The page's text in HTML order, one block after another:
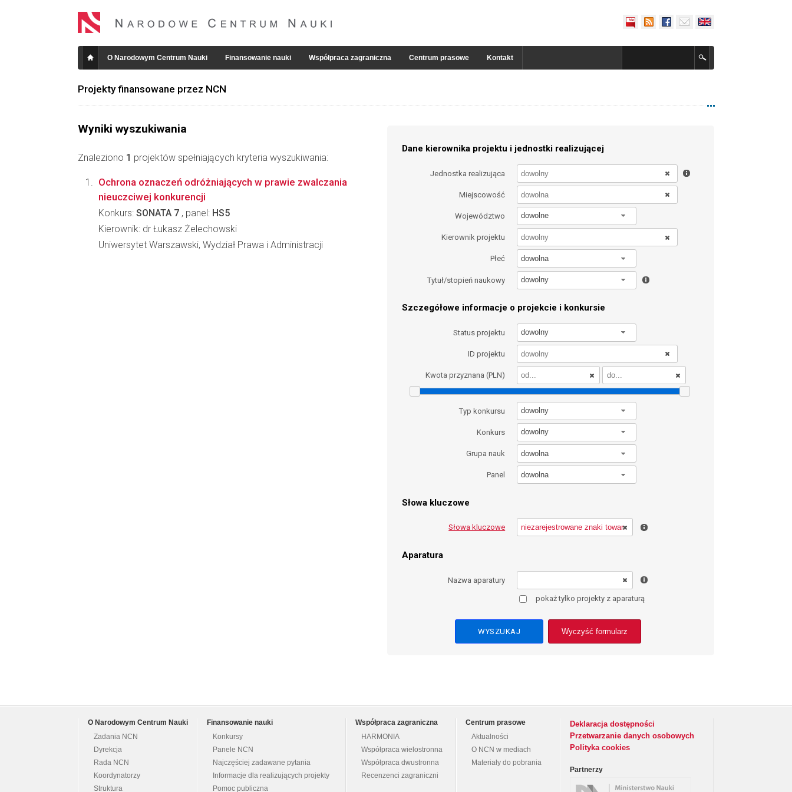
O Narodowym Centrum Nauki Finansowanie nauki Współpraca zagraniczna Centrum prasowe Kontakt
Projekty finansowane przez NCN
Wyniki wyszukiwania
Znaleziono 1 projektów spełniających kryteria wyszukiwania:
Dane kierownika projektu i jednostki realizującej
Jednostka realizująca
Miejscowość
Województwo dowolne
Kierownik projektu
Płeć dowolna
Tytuł/stopień naukowy dowolny
Szczegółowe informacje o projekcie i konkursie
Status projektu dowolny
ID projektu
Kwota przyznana (PLN)
Typ konkursu dowolny
Konkurs dowolny
Grupa nauk dowolna
Panel dowolna
Słowa kluczowe
Słowa kluczowe
Aparatura
Nazwa aparatury
pokaż tylko projekty z aparaturą
Wyczyść formularz
Ochrona oznaczeń odróżniających w prawie zwalczania
nieuczciwej konkurencji
Konkurs: SONATA 7 , panel: HS5
Kierownik: dr Łukasz Żelechowski
Uniwersytet Warszawski, Wydział Prawa i Administracji
O Narodowym Centrum Nauki
Zadania NCN
Dyrekcja
Rada NCN
Koordynatorzy
Struktura
Finansowanie nauki
Konkursy
Panele NCN
Najczęściej zadawane pytania
Informacje dla realizujących projekty
Pomoc publiczna
Współpraca zagraniczna
HARMONIA
Współpraca wielostronna
Współpraca dwustronna
Recenzenci zagraniczni
Centrum prasowe
Aktualności
O NCN w mediach
Materiały do pobrania
Deklaracja dostępności
Przetwarzanie danych osobowych
Polityka cookies
Partnerzy